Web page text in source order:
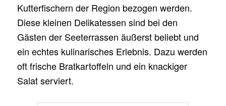
Kutterfischern der Region bezogen werden.
Diese kleinen Delikatessen sind bei den
Gästen der Seeterrassen äußerst beliebt und
ein echtes kulinarisches Erlebnis. Dazu werden
oft frische Bratkartoffeln und ein knackiger
Salat serviert.